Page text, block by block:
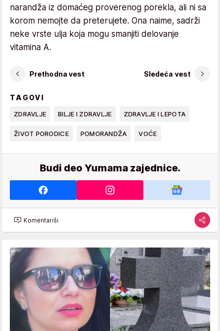
narandža iz domaćeg proverenog porekla, ali ni sa
korom nemojte da preterujete. Ona naime, sadrži
neke vrste ulja koja mogu smanjiti delovanje
vitamina A.
Prethodna vest Sledeća vest
TAGOVI
ZDRAVLJE BILJE I ZDRAVLJE ZDRAVLJE I LEPOTA
ŽIVOT PORODICE POMORANDŽA VOĆE
Budi deo Yumama zajednice.
Komentariši